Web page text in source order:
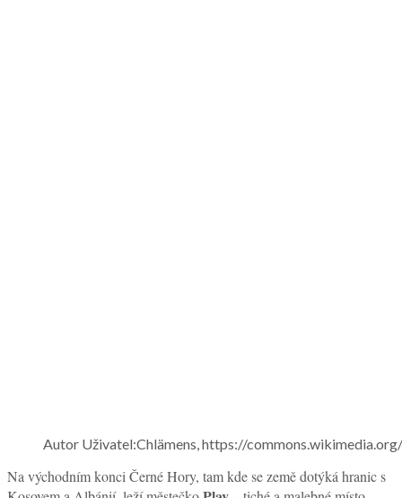
Autor Uživatel:Chlämens, https://commons.wikimedia.org/
Na východním konci Černé Hory, tam kde se země dotýká hranic s